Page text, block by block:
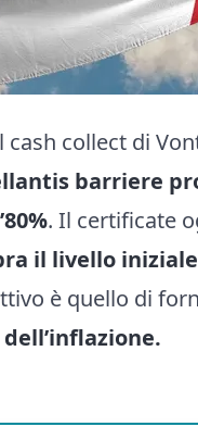
cash collect di
barriere
. Il certificate
il livello
è quello di